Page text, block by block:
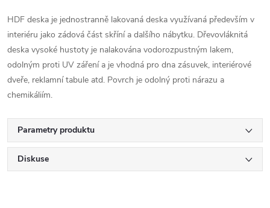
HDF deska je jednostranně lakovaná deska využívaná především v
interiéru jako zádová část skříní a dalšího nábytku. Dřevovláknitá
deska vysoké hustoty je nalakována vodorozpustným lakem,
odolným proti UV záření a je vhodná pro dna zásuvek, interiérové
dveře, reklamní tabule atd. Povrch je odolný proti nárazu a
chemikáliím.
Parametry produktu
Diskuse